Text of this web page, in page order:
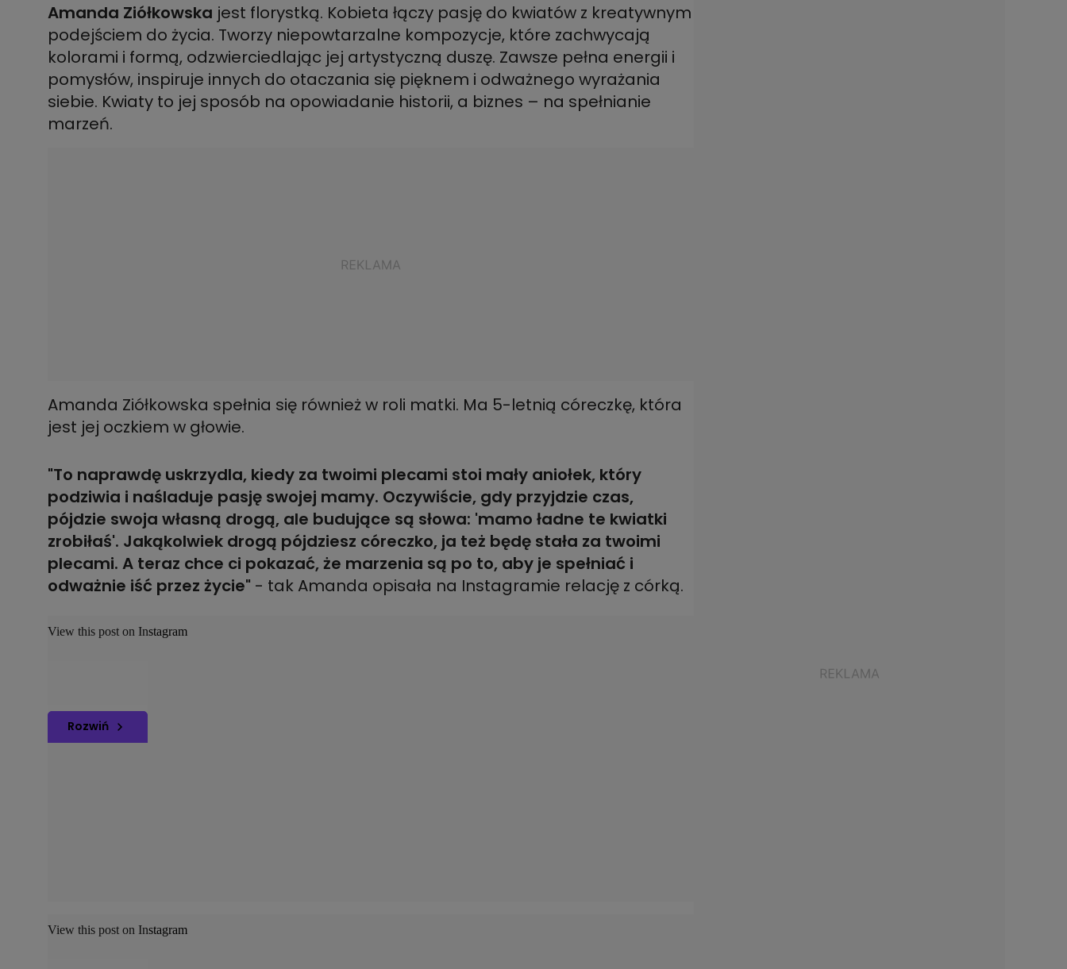
Amanda Ziółkowska jest florystką. Kobieta łączy pasję do kwiatów z kreatywnym
podejściem do życia. Tworzy niepowtarzalne kompozycje, które zachwycają
kolorami i formą, odzwierciedlając jej artystyczną duszę. Zawsze pełna energii i
pomysłów, inspiruje innych do otaczania się pięknem i odważnego wyrażania
siebie. Kwiaty to jej sposób na opowiadanie historii, a biznes – na spełnianie
marzeń.
Amanda Ziółkowska spełnia się również w roli matki. Ma 5-letnią córeczkę, która
jest jej oczkiem w głowie.
"To naprawdę uskrzydla, kiedy za twoimi plecami stoi mały aniołek, który
podziwia i naśladuje pasję swojej mamy. Oczywiście, gdy przyjdzie czas,
pójdzie swoja własną drogą, ale budujące są słowa: 'mamo ładne te kwiatki
zrobiłaś'. Jakąkolwiek drogą pójdziesz córeczko, ja też będę stała za twoimi
plecami. A teraz chce ci pokazać, że marzenia są po to, aby je spełniać i
odważnie iść przez życie" - tak Amanda opisała na Instagramie relację z córką.
Rozwiń
View this post on Instagram
View this post on Instagram